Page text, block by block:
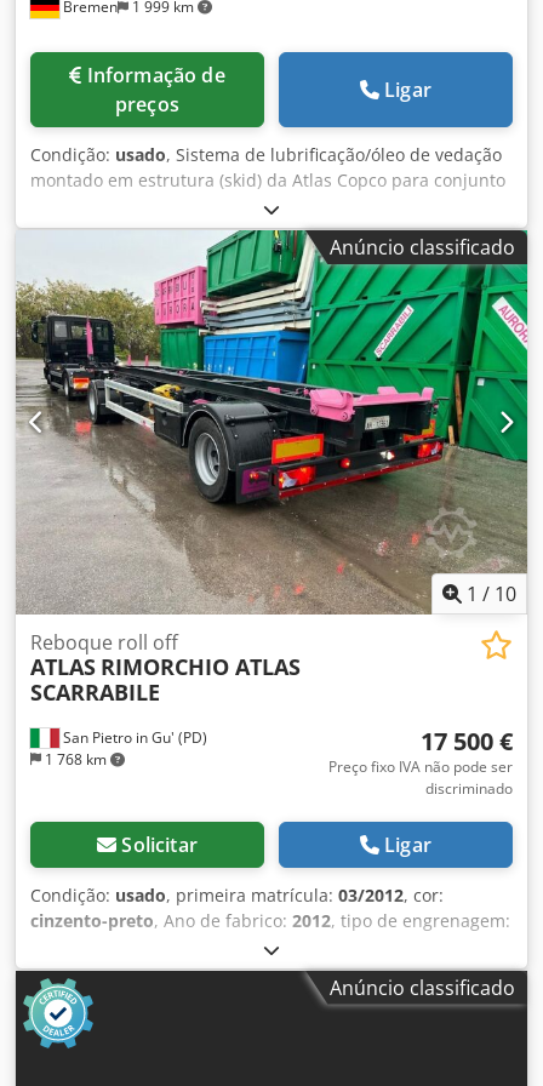
Bremen 1 999 km
preços
Ligar
Condição: usado, Sistema de lubrificação/óleo de vedação
montado em estrutura (skid) da Atlas Copco para conjunto
de compressores, incluindo reservatório/tanque principal
com bombas, filtros, refrigeradores e bloco de válvulas.
Inclui tanque de purga e diversos componentes
sobressalentes e juntas, conforme listado no documento
para download abaixo. Observação: As vendas estão
condicionadas à conclusão satisfatória, no prazo de 24
horas, de uma avaliação de conformidade (Business
Partner Due Diligence Check – BPDDC) e do preenchimento
de um formulário de declaração do utilizador final (End
User Statement – EUS) pelo comprador e, caso o
comprador não seja o utilizador final, por cada utilizador
final. Csdpezmadmsfx An Terf Os formulários BPDD e EUS
podem ser descarregados do site.
Anúncio classificado
1 / 10
San Pietro in Gu' (PD)
1 768 km
Reboque roll off
ATLAS RIMORCHIO ATLAS
SCARRABILE
17 500 €
Preço fixo IVA não pode ser
discriminado
Solicitar Ligar
Condição: usado, primeira matrícula: 03/2012, cor:
cinzento-preto, Ano de fabrico: 2012, tipo de engrenagem:
, MATRÍCULA: AH12361 TÍTULO: REBOQUE ATLAS,
TIPO BASCULANTE PNEUMÁTICO, LIXADO E REPAINTADO
REF.: 25R02 Csdpfx Aowq Ey Rsn Tjrf ANO: 03/2012 EIXOS: 2
DISTÂNCIA ENTRE EIXOS: 4800 COMPRIMENTO MÁXIMO:
9,16 m ORIGEM: Itália CAPACIDADE DE CARGA: 16400 kg -
Anúncio classificado